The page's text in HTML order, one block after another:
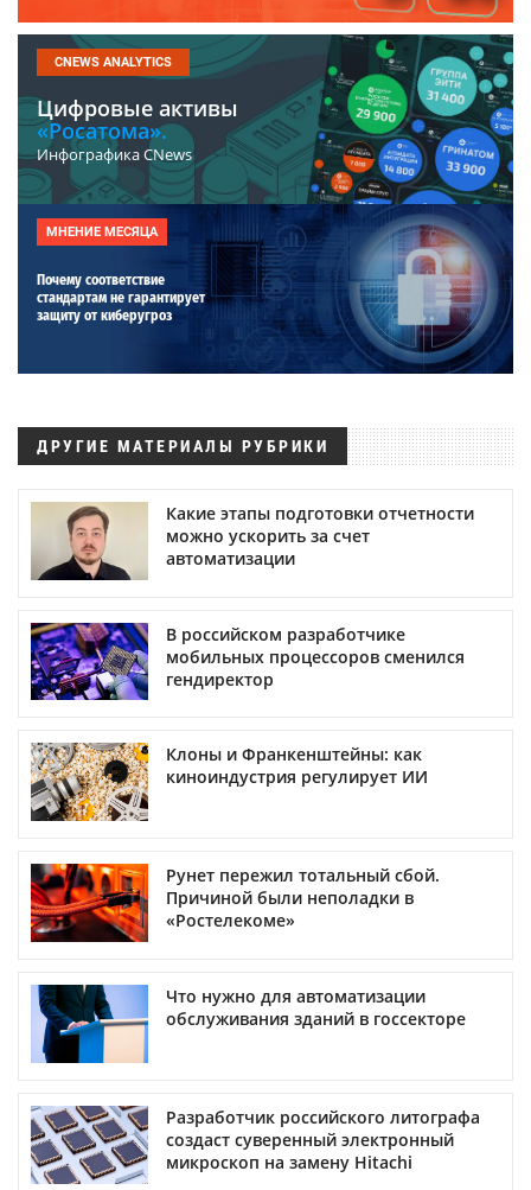
CNEWS ANALYTICS
Цифровые активы
«Росатома».
Инфографика CNews
МНЕНИЕ МЕСЯЦА
Почему соответствие
стандартам не гарантирует
защиту от киберугроз
ДРУГИЕ МАТЕРИАЛЫ РУБРИКИ
Какие этапы подготовки отчетности
можно ускорить за счет
автоматизации
В российском разработчике
мобильных процессоров сменился
гендиректор
Клоны и Франкенштейны: как
киноиндустрия регулирует ИИ
Рунет пережил тотальный сбой.
Причиной были неполадки в
«Ростелекоме»
Что нужно для автоматизации
обслуживания зданий в госсекторе
Разработчик российского литографа
создаст суверенный электронный
микроскоп на замену Hitachi